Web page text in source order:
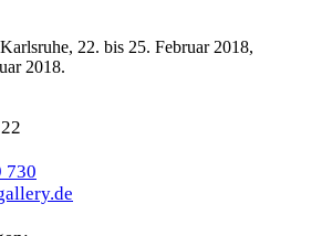
22. bis 25. Februar 2018,
2018.
730